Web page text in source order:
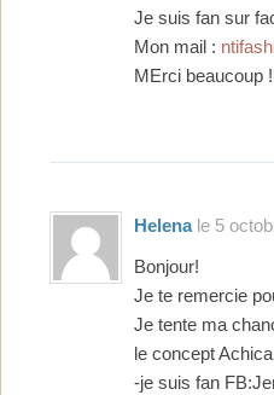
Je suis fan sur
Mon mail :
MErci beaucoup
Helenale 5
Bonjour!
Je te remercie
Je tente ma
le concept
-je suis fan